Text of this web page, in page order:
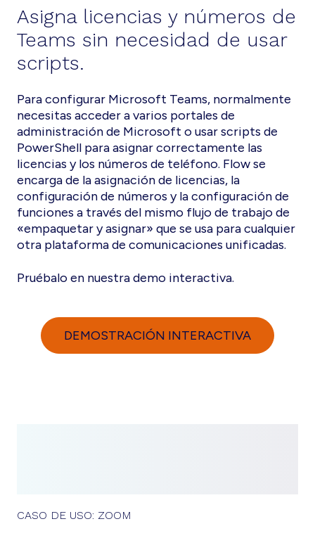
Asigna licencias y números de
Teams sin necesidad de usar
scripts.
Para configurar Microsoft Teams, normalmente
necesitas acceder a varios portales de
administración de Microsoft o usar scripts de
PowerShell para asignar correctamente las
licencias y los números de teléfono. Flow se
encarga de la asignación de licencias, la
configuración de números y la configuración de
funciones a través del mismo flujo de trabajo de
«empaquetar y asignar» que se usa para cualquier
otra plataforma de comunicaciones unificadas.
Pruébalo en nuestra demo interactiva.
DEMOSTRACIÓN INTERACTIVA
CASO DE USO: ZOOM